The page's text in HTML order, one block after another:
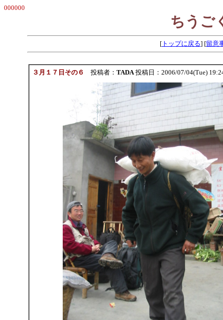
000000
ちうご
[ トップに戻る] [留意
３月１７日その６ 投稿者： TADA投稿日：2006/07/04(Tue)